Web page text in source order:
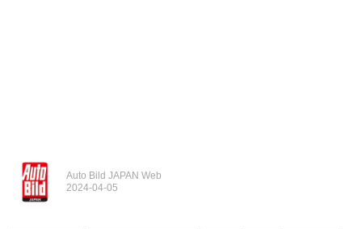
Auto Bild JAPAN Web